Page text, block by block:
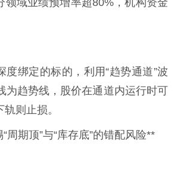
度绑定的标的，利用“趋势通道”波
为趋势线，股价在通道内运行时可
则止损。
周期顶”与“库存底”的错配风险**